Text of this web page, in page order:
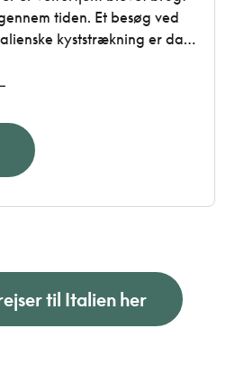
tiden. Et besøg ved
kyststrækning er da
hotel i charmerende
udsigten til Middelhavet.
til Italien her